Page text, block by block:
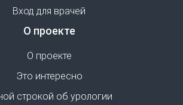
Вход для врачей
О проекте
О проекте
Это интересно
строкой об урологии